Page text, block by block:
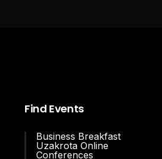
Find Events
Business Breakfast
Uzakrota Online
Conferences